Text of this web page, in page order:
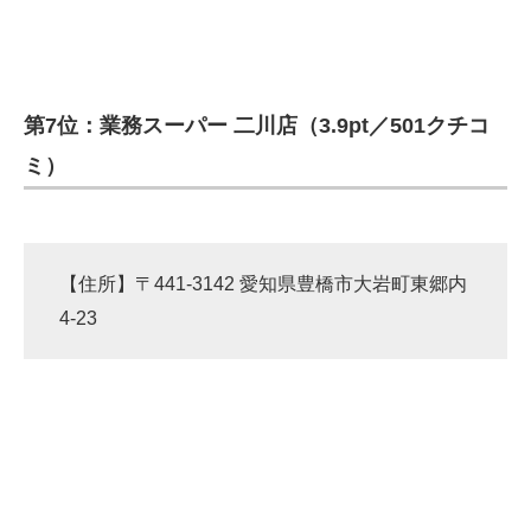
第7位：業務スーパー 二川店（3.9pt／501クチコ
ミ）
【住所】〒441-3142 愛知県豊橋市大岩町東郷内
4-23